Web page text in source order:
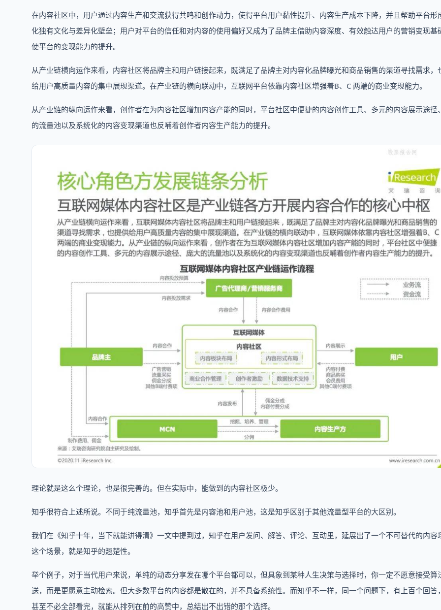
在内容社区中，用户通过内容生产和交流获得共鸣和创作动力，使得平台用户黏性提升、内容生产成本下降，并且帮助平台形
化独有文化与差异化壁垒；用户对平台的信任和对内容的使用偏好又成为了品牌主借助内容深度、有效触达用户的营销变现基
使平台的变现能力的提升。
从产业链横向运作来看，内容社区将品牌主和用户链接起来，既满足了品牌主对内容化品牌曝光和商品销售的渠道寻找需求，
给用户高质量内容的集中展现渠道。在产业链的横向联动中，互联网平台依靠内容社区增强着B、C 两端的商业变现能力。
从产业链的纵向运作来看，创作者在为内容社区增加内容产能的同时，平台社区中便捷的内容创作工具、多元的内容展示途径
的流量池以及系统化的内容变现渠道也反哺着创作者内容生产能力的提升。
理论就是这么个理论，也是很完善的。但在实际中，能做到的内容社区极少。
知乎很符合上述所说。不同于纯流量池，知乎首先是内容池和用户池，这是知乎区别于其他流量型平台的大区别。
我们在《知乎十年，当下就能讲得清》一文中提到过，知乎在用户发问、解答、评论、互动里，延展出了一个不可替代的内容
这个场景，就是知乎的翘楚性。
举个例子，对于当代用户来说，单纯的动态分享发在哪个平台都可以，但具象到某种人生决策与选择时，你一定不愿意接受算
送，而是更愿意主动检索。但大多数平台的内容都是散在的，并不具备系统性。而知乎不一样，同一个问题下，有上百个回答
甚至不必全部看完，就能从排列在前的高赞中，总结出不出错的那个选择。